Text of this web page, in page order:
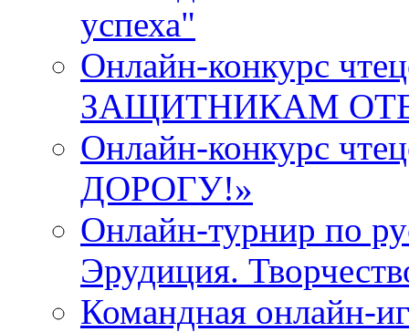
успеха"
Онлайн-конкурс
ЗАЩИТНИКАМ
Онлайн-конкурс
ДОРОГУ!»
Онлайн-турнир по
Эрудиция.
Командная онлайн-